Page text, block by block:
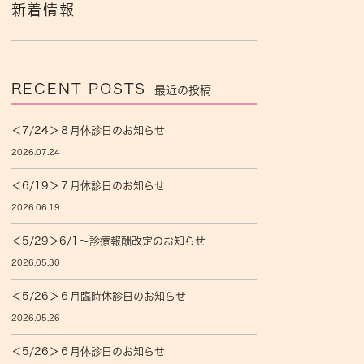
新着情報
RECENT POSTS 最近の投稿
＜7/24＞８月休診日のお知らせ
2026.07.24
＜6/19＞７月休診日のお知らせ
2026.06.19
＜5/29＞6/1〜診療報酬改定のお知らせ
2026.05.30
＜5/26＞６月臨時休診日のお知らせ
2026.05.26
＜5/26＞６月休診日のお知らせ